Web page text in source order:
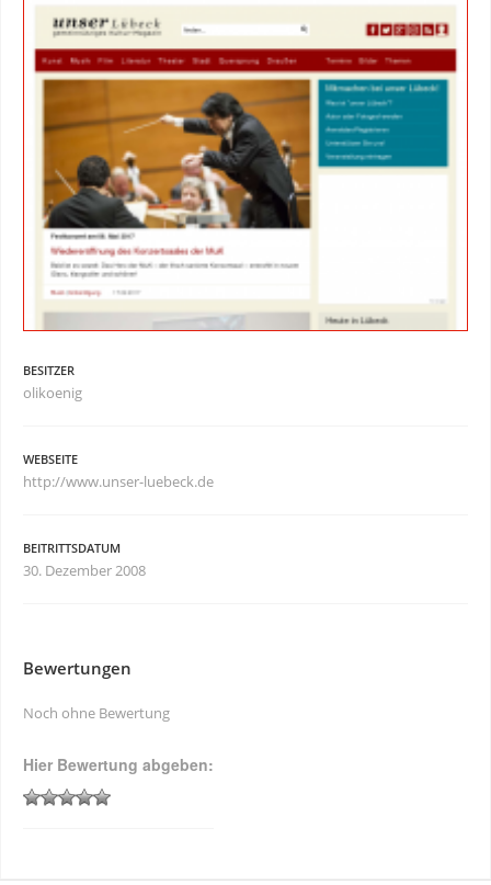
BESITZER
olikoenig
WEBSEITE
http://www.unser-luebeck.de
BEITRITTSDATUM
30. Dezember 2008
Bewertungen
Noch ohne Bewertung
Hier Bewertung abgeben: